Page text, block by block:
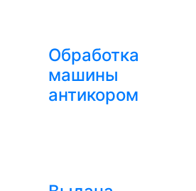
Обработка
машины
антикором